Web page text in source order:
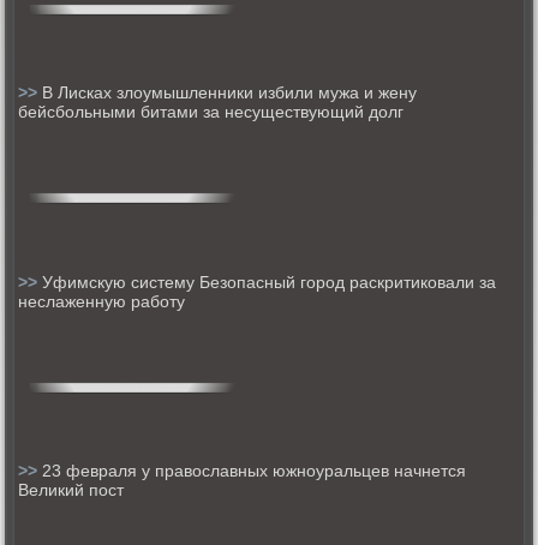
>> В Лисках злоумышленники избили мужа и жену
бейсбольными битами за несуществующий долг
>>Уфимскую систему Безопасный город раскритиковали за
неслаженную работу
>> 23 февраля у православных южноуральцев начнется
Великий пост